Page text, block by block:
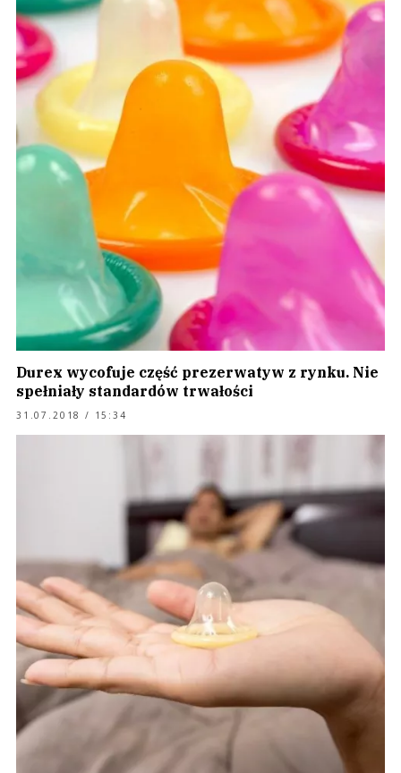
Durex wycofuje część prezerwatyw z rynku. Nie
spełniały standardów trwałości
31.07.2018 / 15:34